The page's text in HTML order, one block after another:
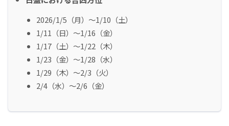
2026/1/5（月）～1/10（土）
1/11（日）～1/16（金）
1/17（土）～1/22（木）
1/23（金）～1/28（水）
1/29（木）～2/3（火）
2/4（水）～2/6（金）